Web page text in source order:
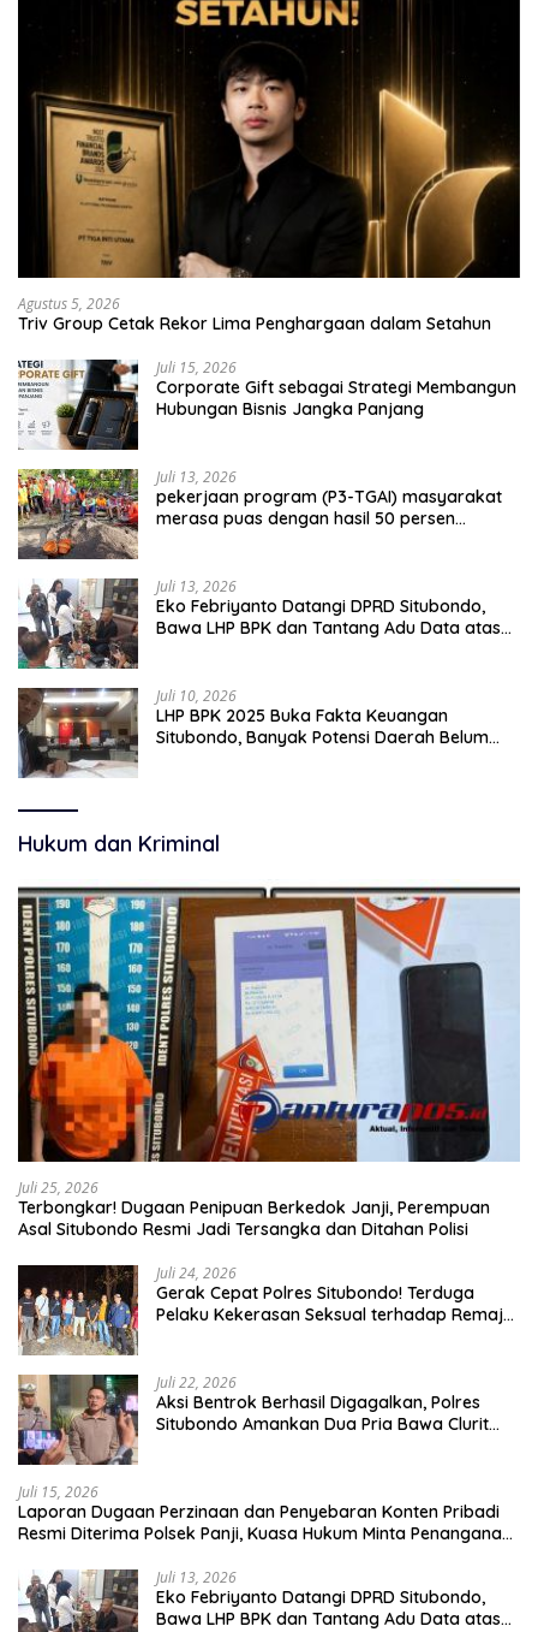
Agustus 5, 2026
Triv Group Cetak Rekor Lima Penghargaan dalam Setahun
Juli 15, 2026
Corporate Gift sebagai Strategi Membangun
Hubungan Bisnis Jangka Panjang
Juli 13, 2026
pekerjaan program (P3-TGAI) masyarakat
merasa puas dengan hasil 50 persen
Juli 13, 2026
Eko Febriyanto Datangi DPRD Situbondo,
Bawa LHP BPK dan Tantang Adu Data atas
Juli 10, 2026
LHP BPK 2025 Buka Fakta Keuangan
Situbondo, Banyak Potensi Daerah Belum
Hukum dan Kriminal
Juli 25, 2026
Terbongkar! Dugaan Penipuan Berkedok Janji, Perempuan
Asal Situbondo Resmi Jadi Tersangka dan Ditahan Polisi
Juli 24, 2026
Gerak Cepat Polres Situbondo! Terduga
Pelaku Kekerasan Seksual terhadap Remaja
Juli 22, 2026
Aksi Bentrok Berhasil Digagalkan, Polres
Situbondo Amankan Dua Pria Bawa Clurit
Juli 15, 2026
Laporan Dugaan Perzinaan dan Penyebaran Konten Pribadi
Resmi Diterima Polsek Panji, Kuasa Hukum Minta Penanganan
Juli 13, 2026
Eko Febriyanto Datangi DPRD Situbondo,
Bawa LHP BPK dan Tantang Adu Data atas